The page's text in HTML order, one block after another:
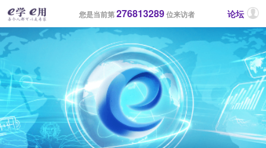
您是当前第276813289位来访者 论坛